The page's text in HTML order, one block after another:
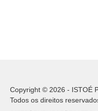
Copyright © 2026 - ISTOÉ
Todos os direitos